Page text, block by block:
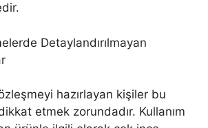
Detaylandırılmayan
hazırlayan kişiler bu
etmek zorundadır. Kullanım